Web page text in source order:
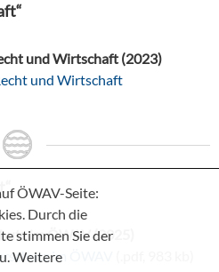
und Wirtschaft (2023)
und Wirtschaft
im ÖWAV (2025)
im ÖWAV
ÖWAV-Seite:
Durch die
stimmen Sie der
Weitere